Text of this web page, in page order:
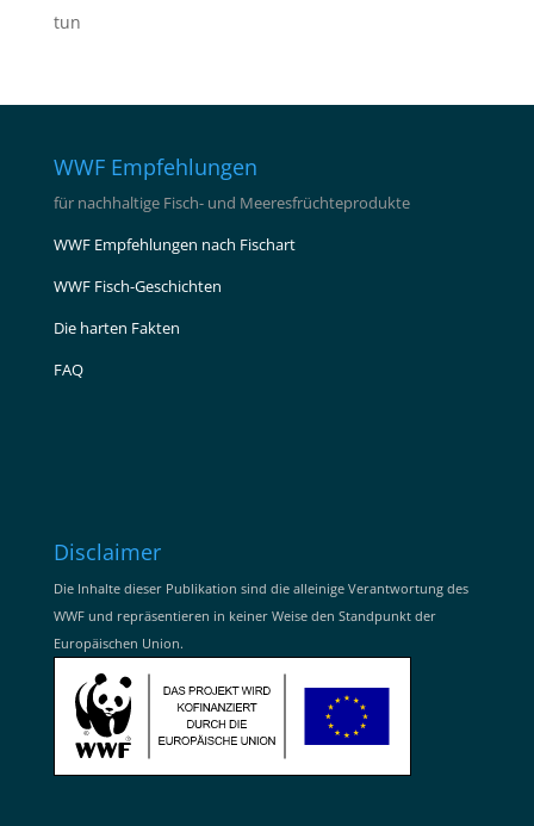
tun
WWF Empfehlungen
für nachhaltige Fisch- und Meeresfrüchteprodukte
WWF Empfehlungen nach Fischart
WWF Fisch-Geschichten
Die harten Fakten
FAQ
Disclaimer
Die Inhalte dieser Publikation sind die alleinige Verantwortung des
WWF und repräsentieren in keiner Weise den Standpunkt der
Europäischen Union.